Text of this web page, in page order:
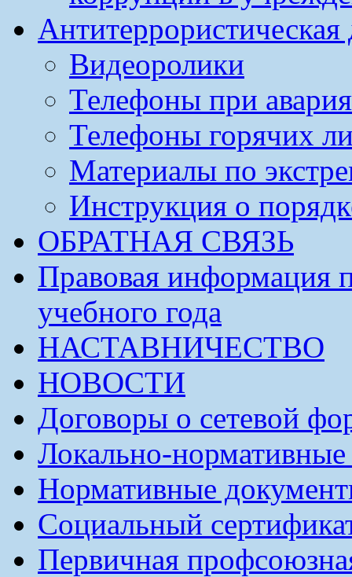
Антитеррористическая
Видеоролики
Телефоны при
Телефоны горячих
Материалы по
Инструкция о
ОБРАТНАЯ СВЯЗЬ
Правовая информация
учебного года
НАСТАВНИЧЕСТВО
НОВОСТИ
Договоры о сетевой
Локально-
Нормативные
Социальный
Первичная